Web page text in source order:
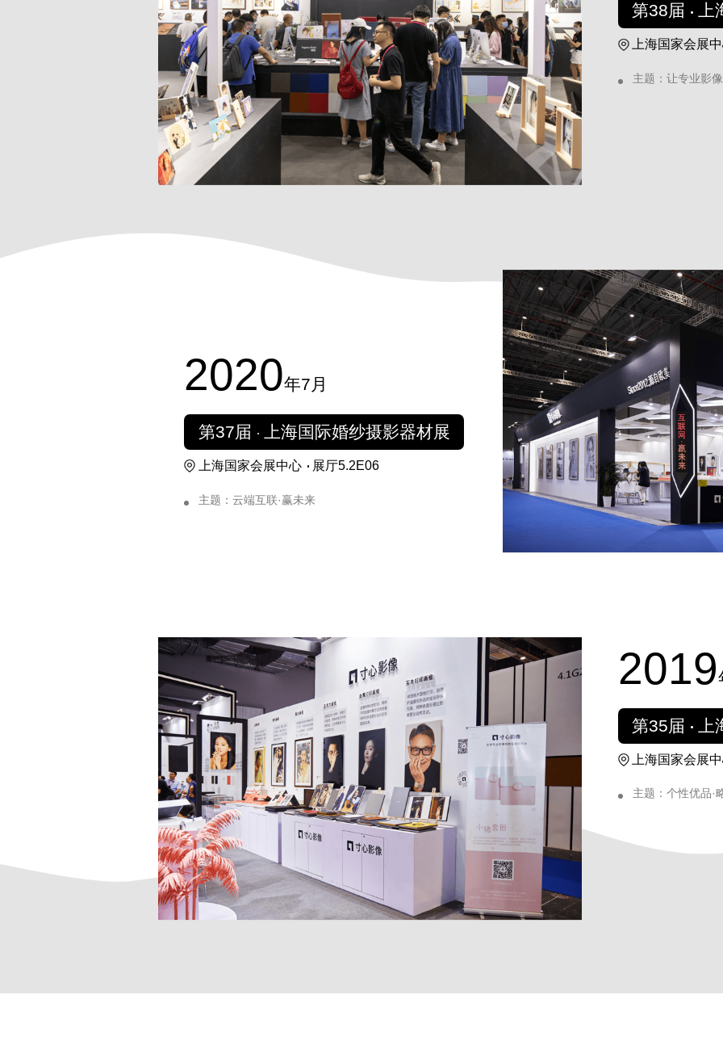
第38届 上
上海国家会展
主题：让专业影
2020年7月
第37届 上海国际婚纱摄影器材展
上海国家会展中心 展厅5.2E06
主题：云端互联·赢未来
2019
第35届 上
上海国家会展
主题：个性优品·